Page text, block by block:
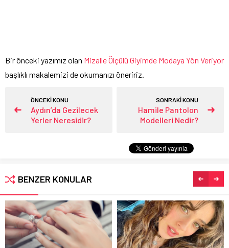
Bir önceki yazımız olan Mizalle Ölçülü Giyimde Modaya Yön Veriyor
başlıklı makalemizi de okumanızı öneririz.
ÖNCEKİ KONU
Aydın’da Gezilecek
Yerler Neresidir?
SONRAKİ KONU
Hamile Pantolon
Modelleri Nedir?
BENZER KONULAR